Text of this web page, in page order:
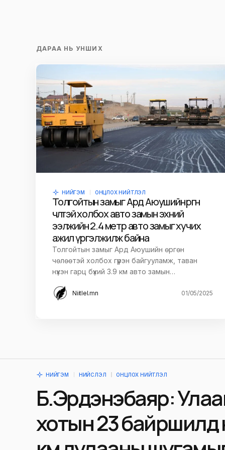
ДАРАА НЬ УНШИХ
НИЙГЭМ ОНЦЛОХ НИЙТЛЭЛ
Толгойтын замыг Ард Аюушийн өргөн
чөлөөтэй холбох авто замын эхний
ээлжийн 2.4 метр авто замыг хучих
ажил үргэлжилж байна
Толгойтын замыг Ард Аюушийн өргөн
чөлөөтэй холбох гүүрэн байгууламж, таван
нүхэн гарц бүхий 3.9 км авто замын…
Niitlel.mn 01/05/2025
НИЙГЭМ НИЙСЛЭЛ ОНЦЛОХ НИЙТЛЭЛ
Б.Эрдэнэбаяр:
хотын 23 байршилд